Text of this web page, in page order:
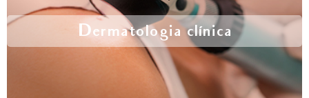
Dermatologia clínica